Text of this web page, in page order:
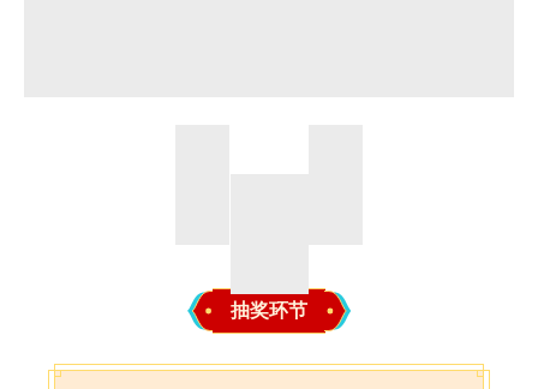
抽奖环节